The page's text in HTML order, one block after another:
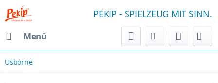
Menü
PEKIP - SPIELZEUG MIT SINN.
Usborne